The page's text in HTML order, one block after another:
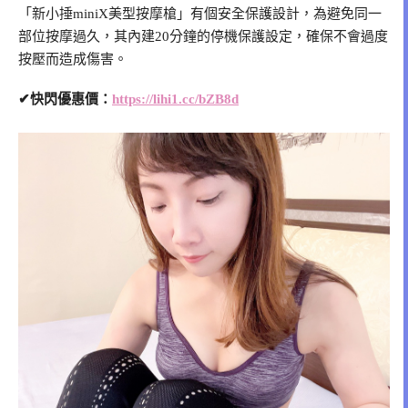
「新小捶miniX美型按摩槍」有個安全保護設計，為避免同一
部位按摩過久，其內建20分鐘的停機保護設定，確保不會過度
按壓而造成傷害。
✔快閃優惠價： https://lihi1.cc/bZB8d